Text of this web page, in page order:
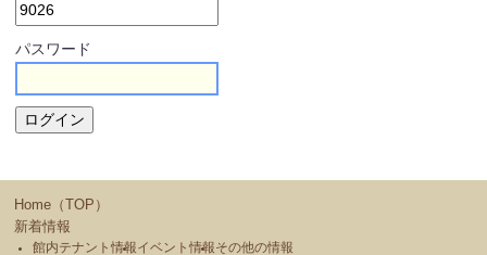
パスワード
Home（TOP）
新着情報
館内テナント情報イベント情報その他の情報